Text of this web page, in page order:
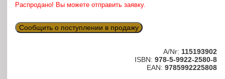
Распродано! Вы можете отправить заявку.
Сообщить о поступлении в продажу
A/Nr: 115193902
ISBN: 978-5-9922-2580-8
EAN: 9785992225808